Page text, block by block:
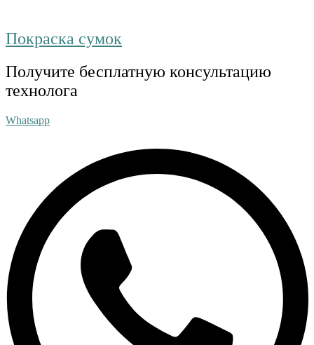
Покраска сумок
Получите бесплатную консультацию
технолога
Whatsapp